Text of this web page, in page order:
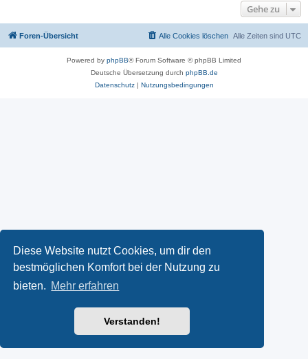
Diese Website nutzt Cookies, um dir den
bestmöglichen Komfort bei der Nutzung zu
bieten. Mehr erfahren
Verstanden!
Gehe zu
Foren-Übersicht Alle Zeiten sind UTC
Alle Cookies löschen
Powered by phpBB® Forum Software © phpBB Limited
Deutsche Übersetzung durch phpBB.de
Datenschutz| Nutzungsbedingungen